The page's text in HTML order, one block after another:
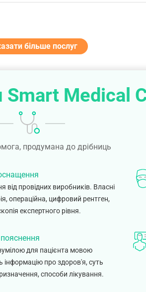
більше послуг
Smart Medical
продумана до дрібниць
від провідних виробників. Власні
операційна, цифровий рентген,
експертного рівня.
для пацієнта мовою
інформацію про здоров'я, суть
способи лікування.